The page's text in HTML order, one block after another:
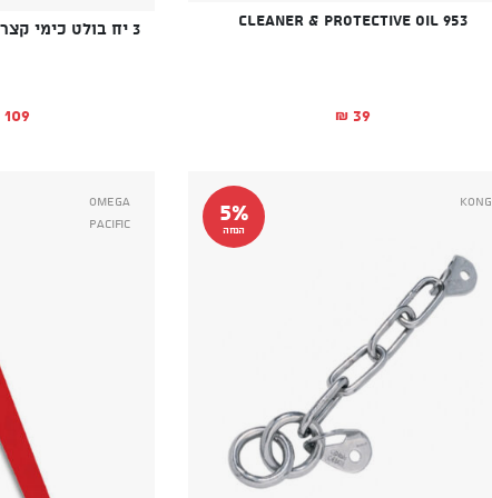
Cleaner & Protective Oil 953
₪ 39
3 יח בולט כימי קצר KONG Infix #898.075
109
5%
הנחה
Kong
Omega
Pacific